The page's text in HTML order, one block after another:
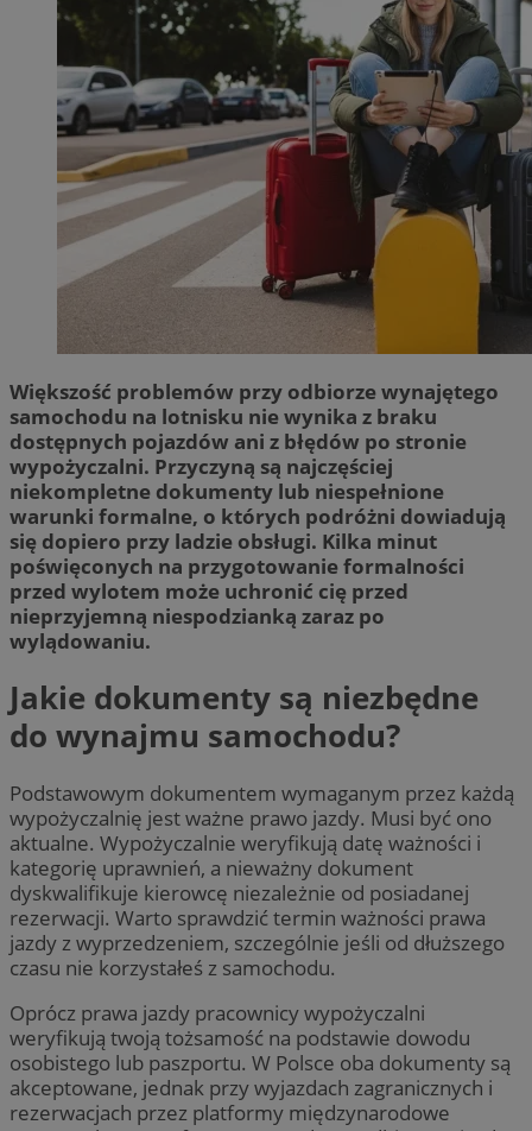
Większość problemów przy odbiorze wynajętego
samochodu na lotnisku nie wynika z braku
dostępnych pojazdów ani z błędów po stronie
wypożyczalni. Przyczyną są najczęściej
niekompletne dokumenty lub niespełnione
warunki formalne, o których podróżni dowiadują
się dopiero przy ladzie obsługi. Kilka minut
poświęconych na przygotowanie formalności
przed wylotem może uchronić cię przed
nieprzyjemną niespodzianką zaraz po
wylądowaniu.
Jakie dokumenty są niezbędne
do wynajmu samochodu?
Podstawowym dokumentem wymaganym przez każdą
wypożyczalnię jest ważne prawo jazdy. Musi być ono
aktualne. Wypożyczalnie weryfikują datę ważności i
kategorię uprawnień, a nieważny dokument
dyskwalifikuje kierowcę niezależnie od posiadanej
rezerwacji. Warto sprawdzić termin ważności prawa
jazdy z wyprzedzeniem, szczególnie jeśli od dłuższego
czasu nie korzystałeś z samochodu.
Oprócz prawa jazdy pracownicy wypożyczalni
weryfikują twoją tożsamość na podstawie dowodu
osobistego lub paszportu. W Polsce oba dokumenty są
akceptowane, jednak przy wyjazdach zagranicznych i
rezerwacjach przez platformy międzynarodowe